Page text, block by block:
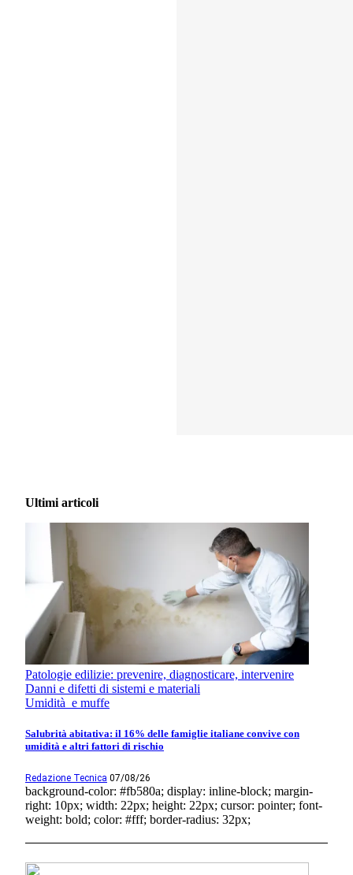
Ultimi articoli
Patologie edilizie: prevenire, diagnosticare, intervenire
Danni e difetti di sistemi e materiali
Umidità e muffe
Salubrità abitativa: il 16% delle famiglie italiane convive con
umidità e altri fattori di rischio
Redazione Tecnica 07/08/26
background-color: #fb580a; display: inline-block; margin-
right: 10px; width: 22px; height: 22px; cursor: pointer; font-
weight: bold; color: #fff; border-radius: 32px;